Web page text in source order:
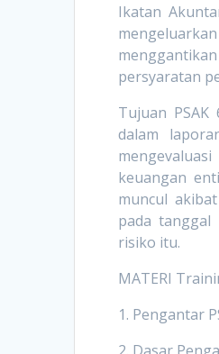
Ikatan
persyaratan
Tujuan PSAK
dalam
keuangan
muncul
pada tanggal
risiko itu.
MATERI
1. Pengantar
2. Dasar